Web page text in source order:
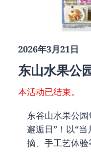
2026年3月21日
东山水果公
本活动已结束。
东谷山水果公
邂逅日”！以“
摘、手工艺体验